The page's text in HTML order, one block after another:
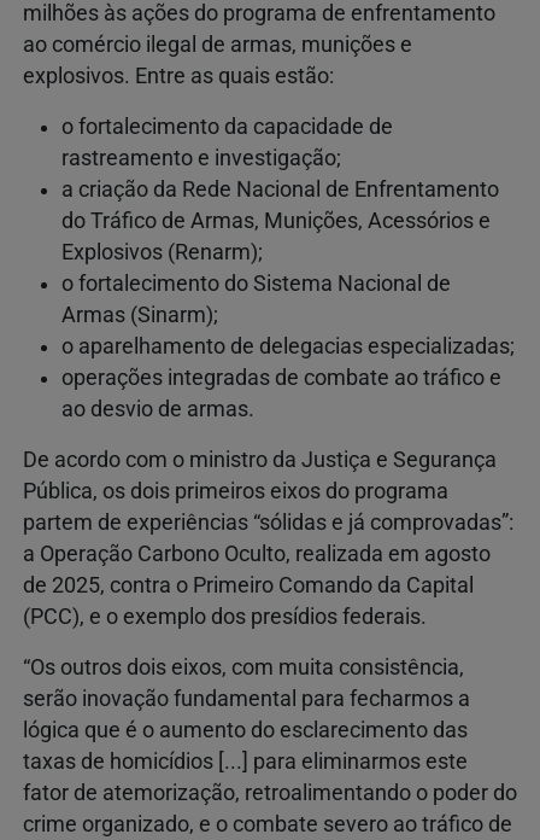
milhões às ações do programa de enfrentamento
ao comércio ilegal de armas, munições e
explosivos. Entre as quais estão:
o fortalecimento da capacidade de
rastreamento e investigação;
a criação da Rede Nacional de Enfrentamento
do Tráfico de Armas, Munições, Acessórios e
Explosivos (Renarm);
o fortalecimento do Sistema Nacional de
Armas (Sinarm);
o aparelhamento de delegacias especializadas;
operações integradas de combate ao tráfico e
ao desvio de armas.
De acordo com o ministro da Justiça e Segurança
Pública, os dois primeiros eixos do programa
partem de experiências “sólidas e já comprovadas”:
a Operação Carbono Oculto, realizada em agosto
de 2025, contra o Primeiro Comando da Capital
(PCC), e o exemplo dos presídios federais.
“Os outros dois eixos, com muita consistência,
serão inovação fundamental para fecharmos a
lógica que é o aumento do esclarecimento das
taxas de homicídios [...] para eliminarmos este
fator de atemorização, retroalimentando o poder do
crime organizado, e o combate severo ao tráfico de